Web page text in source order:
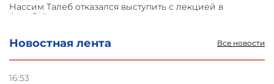
Новостная лента Все новости
16:53
Нассим Талеб отказался выступить с лекцией в
Азербайджане
31.07.2026
Сотрудничество и очереди – детали визита главы